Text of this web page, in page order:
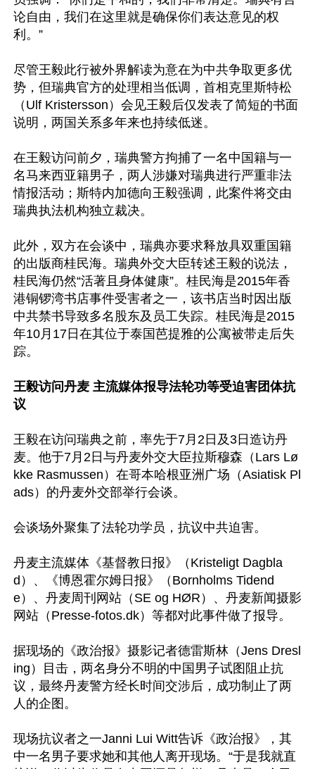
论自由，我们在这里就是确保你们表达意见的权
利。”
尽管王毅此行被外界解读为意在为中共争取更多优
势，但瑞典官方的处理相当低调，首相克里斯特松
（Ulf Kristersson）会见王毅后仅发表了简短的书面
说明，两国关系多年来也持续低迷。
在王毅访问前夕，瑞典警方拘捕了一名中国籍与一
名马来西亚籍男子，两人涉嫌对瑞典进行严重非法
情报活动；斯特内加德向王毅强调，此案件将交由
瑞典执法机构独立裁决。
此外，双方在会谈中，瑞典亦要求释放具双重国籍
的出版商桂民海。瑞典外交大臣转述王毅的说法，
桂民海仍然“活著且身体健康”。桂民海是2015年香
港铜锣湾书店事件受害者之一，该书店当时因出版
中共禁书导致多名股东及员工失踪。桂民海是2015
年10月17日在其位于泰国芭提雅的公寓被带走后失
踪。
王毅访问丹麦 主流媒体报导法轮功等受迫害团体抗
议
王毅在访问瑞典之前，率先于7月2日及3日造访丹
麦。他于7月2日与丹麦外交大臣拉斯穆森（Lars Lø
kke Rasmussen）在哥本哈根亚洲广场（Asiatisk Pl
ads）的丹麦外交部举行会谈。
会谈场外聚集了法轮功学员，抗议中共迫害。
丹麦主流媒体《基督教日报》（Kristeligt Dagbla
d）、《博恩霍尔姆日报》（Bornholms Tidend
e）、丹麦周刊网站（SE og HØR）、丹麦新闻摄影
网站（Presse-fotos.dk）等都对此事件做了报导。
据现场的《政治报》摄影记者德雷斯林（Jens Dresl
ing）目击，两名身分不明的中国男子试图阻止抗
议，最终丹麦警方经长时间交涉后，成功制止了两
人的企图。
现场抗议者之一Janni Lui Witt告诉《政治报》，其
中一名男子要求她和其他人离开现场。“于是我就直